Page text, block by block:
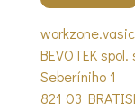
BEVOTEK spol.
Seberíniho 1
821 03